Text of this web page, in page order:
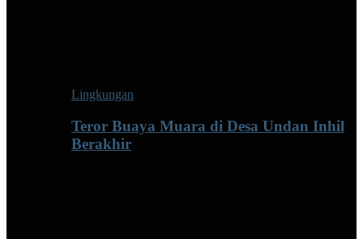
Lingkungan
Teror Buaya Muara di Desa Undan Inhil
Berakhir